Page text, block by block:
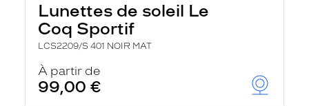
Lunettes de soleil Le
Coq Sportif
LCS2209/S 401 NOIR MAT
À partir de
99,00 €